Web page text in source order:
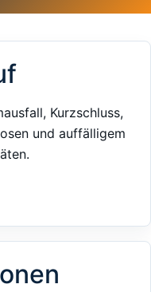
Kurzschluss,
und auffälligem